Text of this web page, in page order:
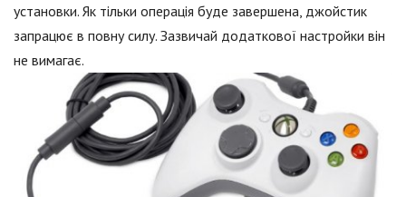
установки. Як тільки операція буде завершена, джойстик
запрацює в повну силу. Зазвичай додаткової настройки він
не вимагає.